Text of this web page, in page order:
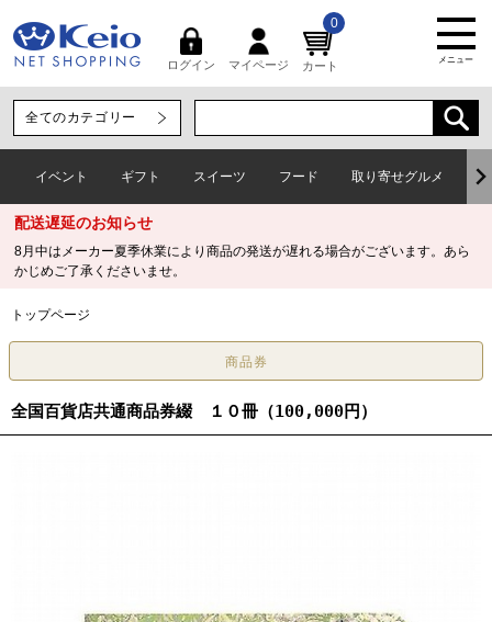
ログイン マイページ カート
0
メニュー
イベント ギフト スイーツ フード 取り寄せグルメ
配送遅延のお知らせ
8月中はメーカー夏季休業により商品の発送が遅れる場合がございます。あら
かじめご了承くださいませ。
トップページ
全国百貨店共通商品券綴 １０冊（100,000円）